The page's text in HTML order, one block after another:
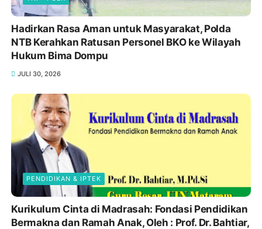
Hadirkan Rasa Aman untuk Masyarakat, Polda
NTB Kerahkan Ratusan Personel BKO ke Wilayah
Hukum Bima Dompu
JULI 30, 2026
PENDIDIKAN & IPTEK
Kurikulum Cinta di Madrasah: Fondasi Pendidikan
Bermakna dan Ramah Anak, Oleh : Prof. Dr. Bahtiar,